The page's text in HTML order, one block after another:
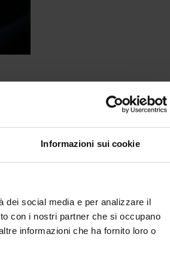
Informazioni sui cookie
dei social media e per analizzare il
con i nostri partner che si occupano
informazioni che ha fornito loro o
rispettarle?